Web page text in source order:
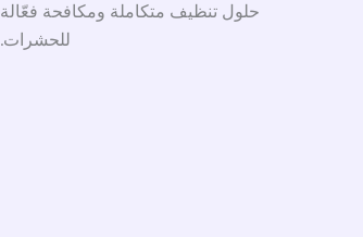
حلول تنظيف متكاملة ومكافحة فعّالة
للحشرات.